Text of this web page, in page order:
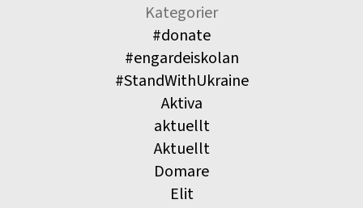
Kategorier
#donate
#engardeiskolan
#StandWithUkraine
Aktiva
aktuellt
Aktuellt
Domare
Elit